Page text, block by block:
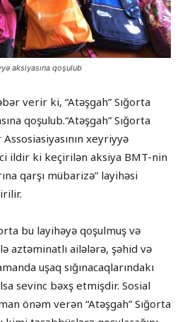
aksiyasına qoşulub
verir ki, “Atəşgah” Sığorta
qoşulub.“Atəşgah” Sığorta
xeyriyyə
ildir ki keçirilən aksiya BMT-nin
qarşı mübarizə” layihəsi
bu layihəyə qoşulmuş və
aztəminatlı ailələrə, şəhid və
uşaq sığınacaqlarındakı
sevinc bəxş etmişdir. Sosial
önəm verən “Atəşgah” Sığorta